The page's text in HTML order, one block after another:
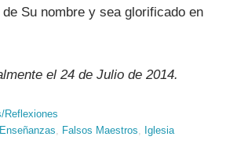
Su nombre y sea glorificado en
el 24 de Julio de 2014.
Reflexiones
, Falsos Maestros, Iglesia